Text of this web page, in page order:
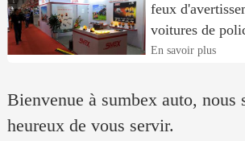
feux
voitures de
En savoir plus
Bienvenue à sumbex auto, nous
heureux de vous servir.